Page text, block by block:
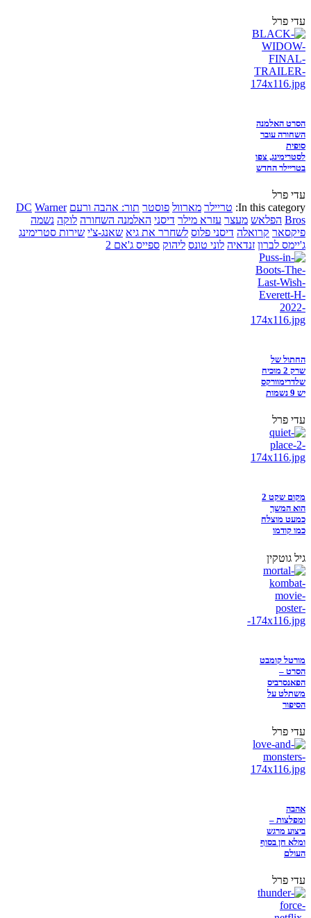
עדי פרל
הסרט האלמנה
השחורה עובר
סופית
לסטרימינג, צפו
בטריילר החדש
עדי פרל
In this category: טריילר מארוול פוסטר תור: אהבה ורעם DC Warner
Bros הפלאש מעצר עזרא מילר דיסני האלמנה השחורה לוקה נשמה
פיקסאר קרואלה דיסני פלוס לשחרר את גיא שאנג-צ'י שירות סטרימינג
ג'יימס לברון זנדאיה לוני טונס ליהוק ספייס ג'אם 2
החתול של
שרק 2 מוכיח
שלדרימוורקס
יש 9 נשמות
עדי פרל
מקום שקט 2
הוא המשך
כמעט מוצלח
כמו קודמו
גיל גוטקין
מורטל קומבט
הסרט –
הפאנסרביס
משתלט על
הסיפור
עדי פרל
אהבה
ומפלצות –
ביצוע מרגש
ומלא חן בסוף
העולם
עדי פרל